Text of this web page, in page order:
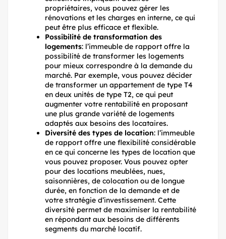
propriétaires, vous pouvez gérer les
rénovations et les charges en interne, ce qui
peut être plus efficace et flexible.
Possibilité de transformation des
logements: l’immeuble de rapport offre la
possibilité de transformer les logements
pour mieux correspondre à la demande du
marché. Par exemple, vous pouvez décider
de transformer un appartement de type T4
en deux unités de type T2, ce qui peut
augmenter votre rentabilité en proposant
une plus grande variété de logements
adaptés aux besoins des locataires.
Diversité des types de location: l’immeuble
de rapport offre une flexibilité considérable
en ce qui concerne les types de location que
vous pouvez proposer. Vous pouvez opter
pour des locations meublées, nues,
saisonnières, de colocation ou de longue
durée, en fonction de la demande et de
votre stratégie d’investissement. Cette
diversité permet de maximiser la rentabilité
en répondant aux besoins de différents
segments du marché locatif.